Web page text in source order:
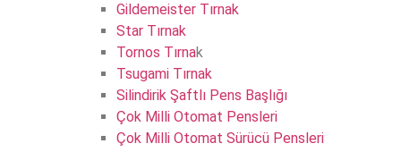
Gildemeister Tırnak
Star Tırnak
Tornos Tırnak
Tsugami Tırnak
Silindirik Şaftlı Pens Başlığı
Çok Milli Otomat Pensleri
Çok Milli Otomat Sürücü Pensleri